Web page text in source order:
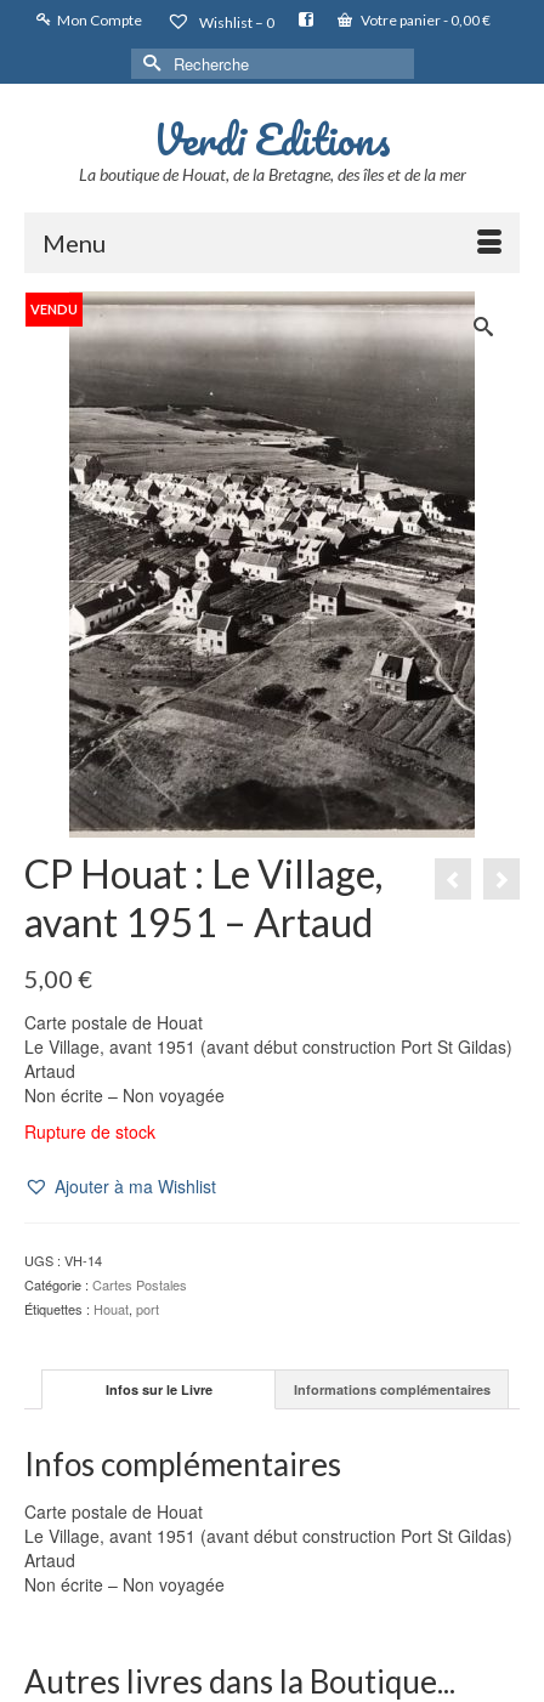
Mon Compte Wishlist – 0 Votre panier- 0,00€
Rechercher :
Verdi Editions
La boutique de Houat, de la Bretagne, des îles et de la mer
Menu
VENDU
CP Houat : Le Village,
avant 1951 – Artaud
5,00 €
Carte postale de Houat
Le Village, avant 1951 (avant début construction Port St Gildas)
Artaud
Non écrite – Non voyagée
Rupture de stock
Ajouter à ma Wishlist
UGS : VH-14
Catégorie : Cartes Postales
Étiquettes : Houat, port
Infos sur le Livre Informations complémentaires
Infos complémentaires
Carte postale de Houat
Le Village, avant 1951 (avant début construction Port St Gildas)
Artaud
Non écrite – Non voyagée
Autres livres dans la Boutique...